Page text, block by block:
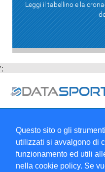
Questo sito o gli
utilizzati si avvalgono di
funzionamento ed utili
nella cookie policy. Se
Leggi il tabellino e la
';
Collabora con noi
Copyright 1995-2026 © Wise